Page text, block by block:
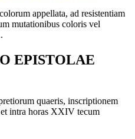
appellata, ad resistentiam
mutationibus coloris vel
EPISTOLAE
quaeris, inscriptionem
intra horas XXIV tecum